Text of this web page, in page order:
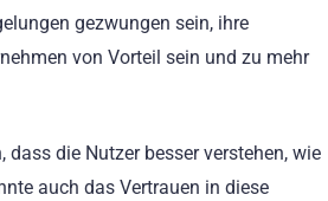
gezwungen sein, ihre
von Vorteil sein und zu mehr
die Nutzer besser verstehen, wie
auch das Vertrauen in diese